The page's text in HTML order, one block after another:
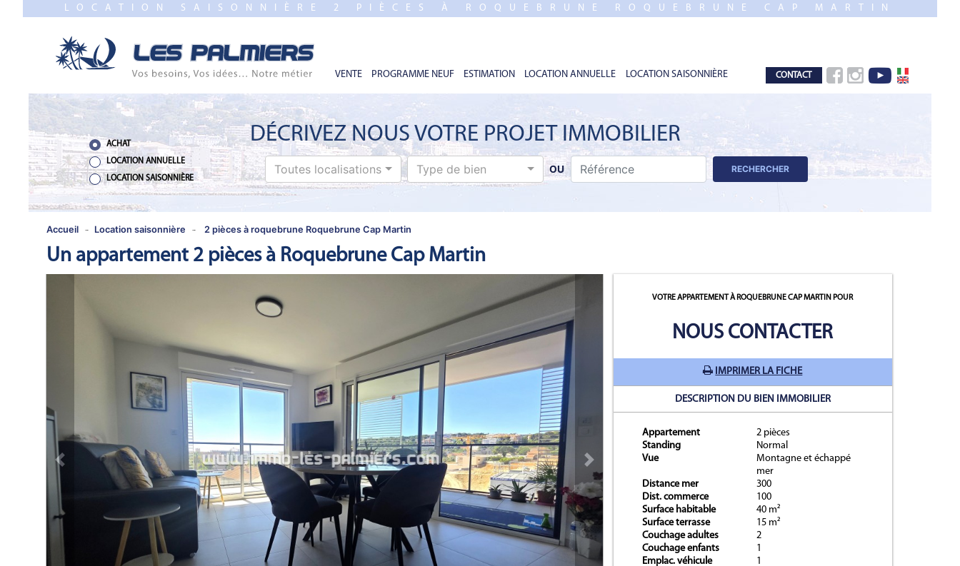
LOCATION SAISONNIÈRE 2 PIÈCES À ROQUEBRUNE ROQUEBRUNE CAP MARTIN
VENTE PROGRAMME NEUF ESTIMATION LOCATION ANNUELLE LOCATION SAISONNIÈRE CONTACT
PROGRAMME
ESTIMATION
ANNUELLE
LOCATION
DÉCRIVEZ NOUS VOTRE PROJET IMMOBILIER
ACHAT
LOCATION ANNUELLE
LOCATION SAISONNIÈRE
Toutes localisations Type de bien OU RECHERCHER
Accueil Location saisonnière 2 pièces à roquebrune Roquebrune Cap Martin
Un appartement 2 pièces à Roquebrune Cap Martin
Bien immobilier précédent Bien immobilier suivant
VOTRE APPARTEMENT À ROQUEBRUNE CAP MARTIN POUR
NOUS CONTACTER
IMPRIMER LA FICHE
DESCRIPTION DU BIEN IMMOBILIER
Appartement
2 pièces
Standing
Normal
Vue
Montagne et échappé
mer
Distance mer
300
Dist. commerce
100
Surface habitable
40 m²
Surface terrasse
15 m²
Couchage adultes
2
Couchage enfants
1
Emplac. véhicule
1